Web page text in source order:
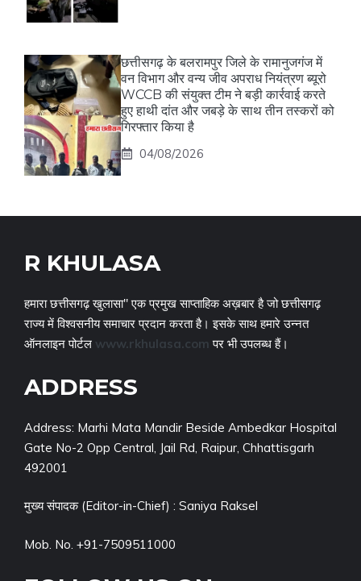
छत्तीसगढ़ के बलरामपुर जिले के रामानुजगंज में
वन विभाग और वन्य जीव अपराध नियंत्रण ब्यूरो
WCCB की संयुक्त टीम ने बड़ी कार्रवाई करते
हुए हाथी दांत और जबड़े के साथ तीन तस्करों को
गिरफ्तार किया है
04/08/2026
R KHULASA
हमारा छत्तीसगढ़ खुलासा" एक प्रमुख साप्ताहिक अख़बार है जो छत्तीसगढ़
राज्य में विश्वसनीय समाचार प्रदान करता है। इसके साथ हमारे उन्नत
ऑनलाइन पोर्टल www.rkhulasa.com पर भी उपलब्ध हैं।
ADDRESS
Address: Marhi Mata Mandir Beside Ambedkar Hospital
Gate No-2 Opp Central, Jail Rd, Raipur, Chhattisgarh
492001
मुख्य संपादक (Editor-in-Chief) : Saniya Raksel
Mob. No. +91-7509511000